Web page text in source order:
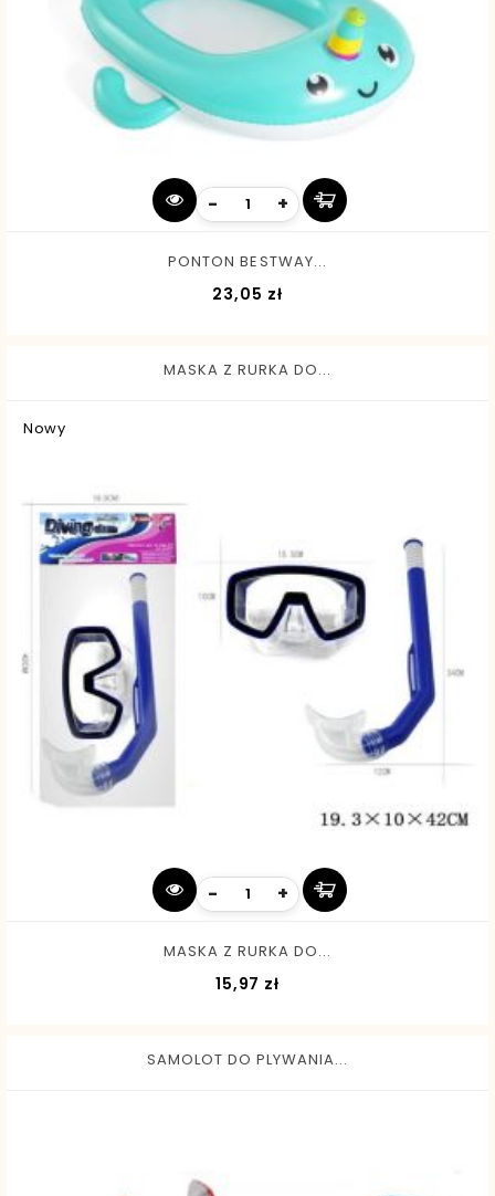
- +
PONTON BESTWAY...
23,05 złCena
MASKA Z RURKA DO...
Nowy
- +
MASKA Z RURKA DO...
15,97 zł
SAMOLOT DO PLYWANIA...